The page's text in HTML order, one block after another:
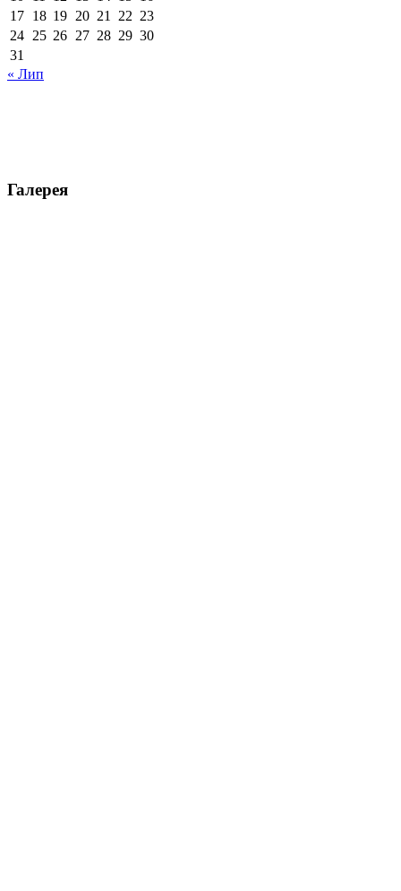
17 18 19 20 21 22 23
24 25 26 27 28 29 30
31
« Лип
Галерея